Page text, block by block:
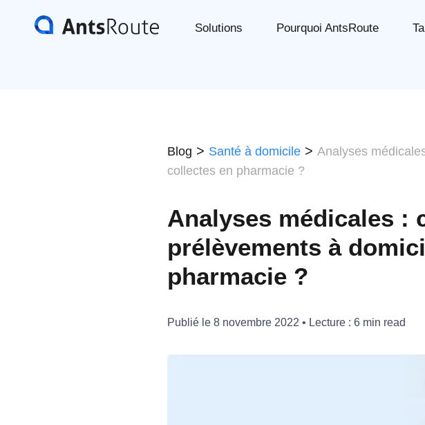
Solutions Pourquoi AntsRoute
Blog > Santé à domicile >Analyses
collectes en pharmacie ?
Analyses médicales :
prélèvements à
pharmacie ?
Publié le8 novembre 2022 • Lecture :6 min read